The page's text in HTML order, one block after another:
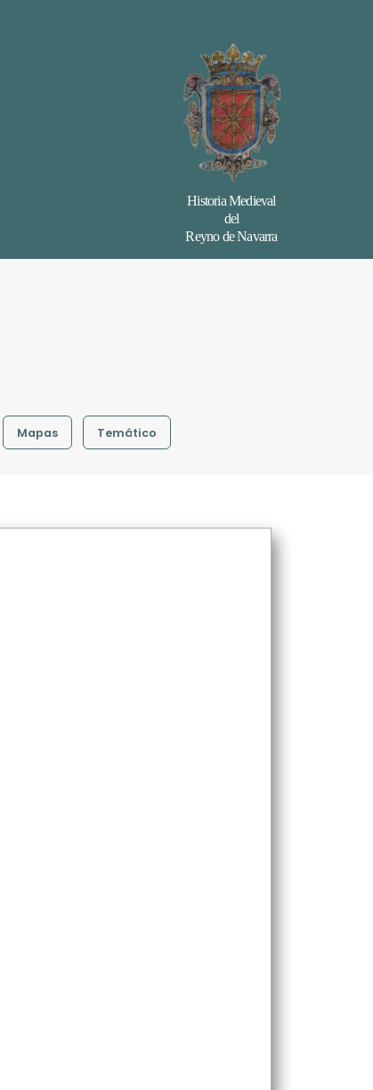
Historia Medieval
del
Reyno de Navarra
Mapas Temático